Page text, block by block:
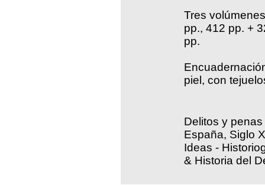
Tres
pp., 412 pp. +
pp.
piel, con
Delitos y
España, Siglo
Ideas -
& Historia del